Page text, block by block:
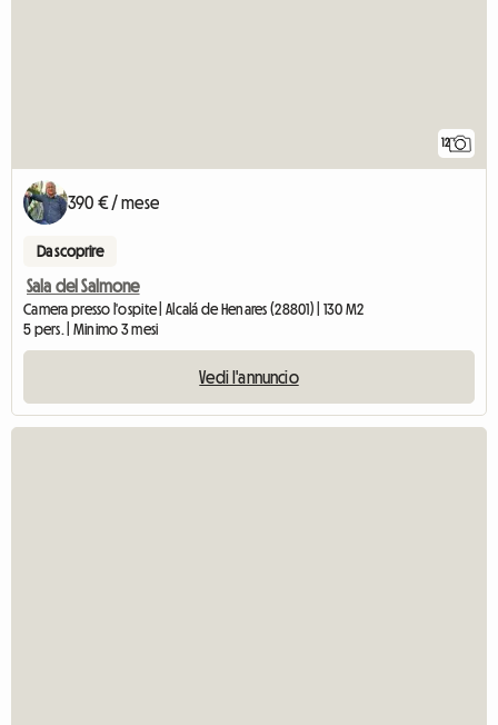
12
390 € / mese
Da scoprire
Sala del Salmone
Camera presso l'ospite | Alcalá de Henares (28801) | 130 M2
5 pers. | Minimo 3 mesi
Vedi l'annuncio